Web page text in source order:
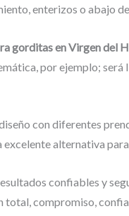
enterizos o abajo
gorditas en Virgen del
por ejemplo;
con diferentes
excelente alternativa
confiables y
compromiso,